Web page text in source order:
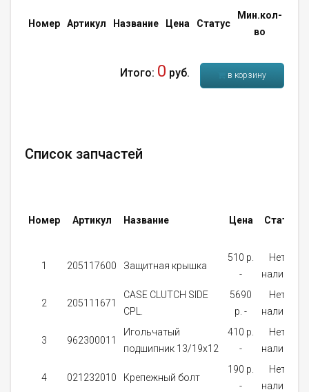
Номер Артикул Название Цена Статус
Мин.кол-
во
в корзину
Итого: 0 руб.
Список запчастей
Номер Артикул Название Цена Статус
1 205117600 Защитная крышка
510 p.
-
Нет в
наличии
2 205111671
CASE CLUTCH SIDE
CPL.
5690
p. -
Нет в
наличии
3 962300011
Игольчатый
подшипник 13/19x12
410 p.
-
Нет в
наличии
4 021232010 Крепежный болт
190 p.
-
Нет в
наличии